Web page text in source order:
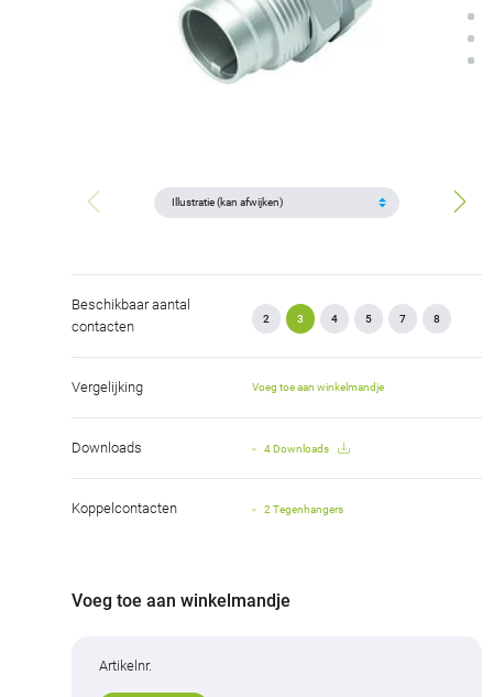
Beschikbaar aantal
contacten
2 3 4 5 7 8
Vergelijking Voeg toe aan winkelmandje
Downloads 4 Downloads
Koppelcontacten 2 Tegenhangers
Voeg toe aan winkelmandje
Artikelnr.